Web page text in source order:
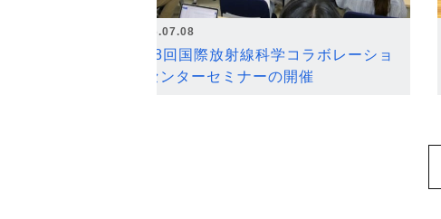
2026.07.08
第18回国際放射線科学コラボレーショ
ンセンターセミナーの開催